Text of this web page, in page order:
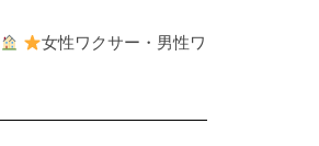
女性ワクサー・男性ワ